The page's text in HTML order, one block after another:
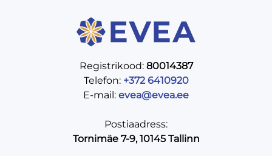
Registrikood: 80014387
Telefon: +372 6410920
E-mail: evea@evea.ee
Postiaadress:
Tornimäe 7-9, 10145 Tallinn